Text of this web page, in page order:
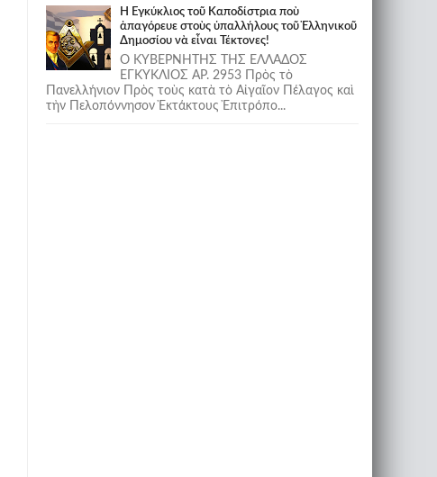
Ἡ Ἐγκύκλιος τοῦ Καποδίστρια ποὺ
ἀπαγόρευε στοὺς ὑπαλλήλους τοῦ Ἑλληνικοῦ
Δημοσίου νὰ εἶναι Τέκτονες!
Ο ΚΥΒΕΡΝΗΤΗΣ ΤΗΣ ΕΛΛΑΔΟΣ
ΕΓΚΥΚΛΙΟΣ ΑΡ. 2953 Πρὸς τὸ
Πανελλήνιον Πρὸς τοὺς κατὰ τὸ Αἰγαῖον Πέλαγος καὶ
τὴν Πελοπόννησον Ἐκτάκτους Ἐπιτρόπο...